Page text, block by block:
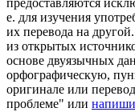
предоставляются
е. для изучения
их перевода на
из открытых
основе двуязычных
орфографическую,
оригинале или
проблеме" или